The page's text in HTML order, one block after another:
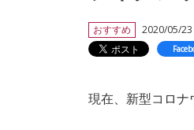
おすすめ 2020/05/23
現在、新型コロナ